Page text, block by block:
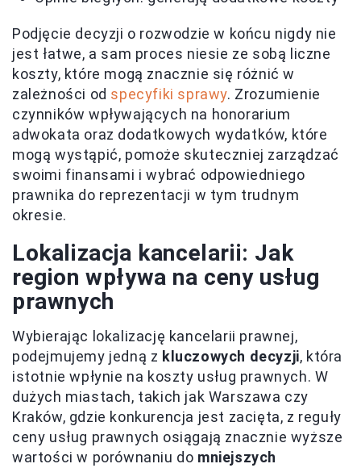
Podjęcie decyzji o rozwodzie w końcu nigdy nie
jest łatwe, a sam proces niesie ze sobą liczne
koszty, które mogą znacznie się różnić w
zależności od specyfiki sprawy. Zrozumienie
czynników wpływających na honorarium
adwokata oraz dodatkowych wydatków, które
mogą wystąpić, pomoże skuteczniej zarządzać
swoimi finansami i wybrać odpowiedniego
prawnika do reprezentacji w tym trudnym
okresie.
Lokalizacja kancelarii: Jak
region wpływa na ceny usług
prawnych
Wybierając lokalizację kancelarii prawnej,
podejmujemy jedną z kluczowych decyzji, która
istotnie wpłynie na koszty usług prawnych. W
dużych miastach, takich jak Warszawa czy
Kraków, gdzie konkurencja jest zacięta, z reguły
ceny usług prawnych osiągają znacznie wyższe
wartości w porównaniu do mniejszych